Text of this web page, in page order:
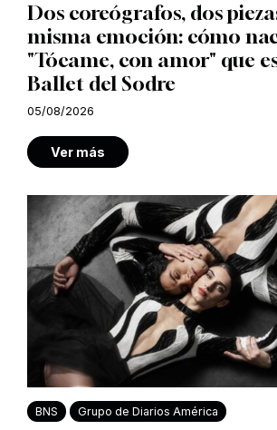
Dos coreógrafos, dos
misma emoción: cómo
"Tócame, con amor" que
Ballet del Sodre
05/08/2026
Ver más
BNS Grupo de Diarios América